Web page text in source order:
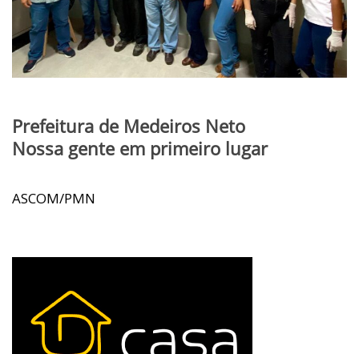
Prefeitura de Medeiros Neto
Nossa gente em primeiro lugar
ASCOM/PMN